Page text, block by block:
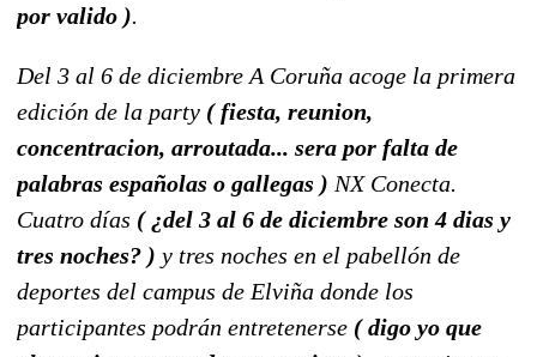
por valido ).
Del 3 al 6 de diciembre A Coruña acoge la primera
edición de la party ( fiesta, reunion,
concentracion, arroutada... sera por falta de
palabras españolas o gallegas ) NX Conecta.
Cuatro días ( ¿del 3 al 6 de diciembre son 4 dias y
tres noches? ) y tres noches en el pabellón de
deportes del campus de Elviña donde los
participantes podrán entretenerse ( digo yo que